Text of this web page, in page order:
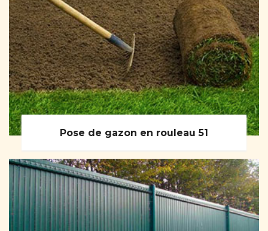
Pose de gazon en rouleau 51